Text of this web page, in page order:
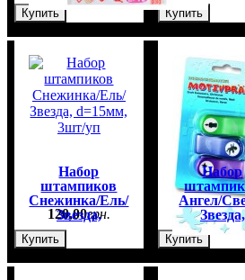
Купить Купить
Набор
штампиков
Снежинка/Ель/
Звезда,
d=15мм, 3шт/
120,00грн.
Купить
Набор
Ангел/
Звезда,
d=15мм,
120,00
Купить